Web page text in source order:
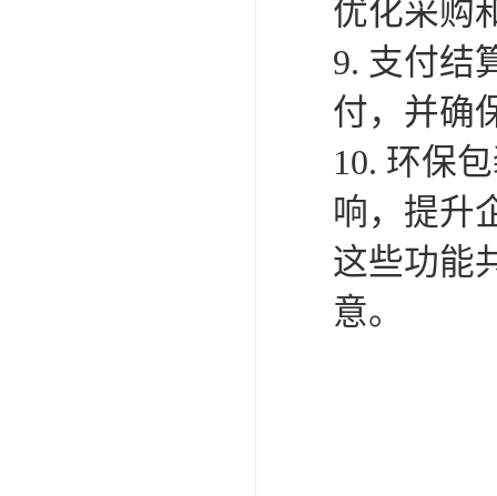
优化采购
9. 支付结
付，并确
10. 环保
响，提升
这些功能
意。